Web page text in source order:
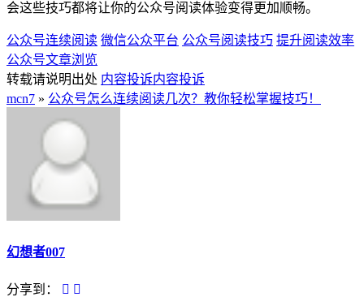
会这些技巧都将让你的公众号阅读体验变得更加顺畅。
公众号连续阅读 微信公众平台 公众号阅读技巧 提升阅读效率
公众号文章浏览
转载请说明出处 内容投诉内容投诉
mcn7 » 公众号怎么连续阅读几次？教你轻松掌握技巧！
幻想者007
分享到：